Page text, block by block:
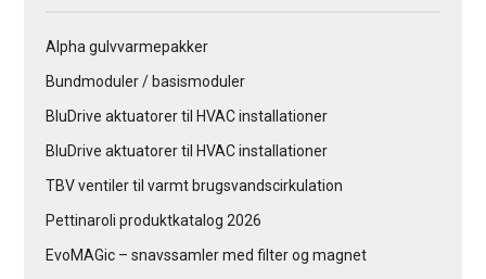
Alpha gulvvarmepakker
Bundmoduler / basismoduler
BluDrive aktuatorer til HVAC installationer
BluDrive aktuatorer til HVAC installationer
TBV ventiler til varmt brugsvandscirkulation
Pettinaroli produktkatalog 2026
EvoMAGic – snavssamler med filter og magnet